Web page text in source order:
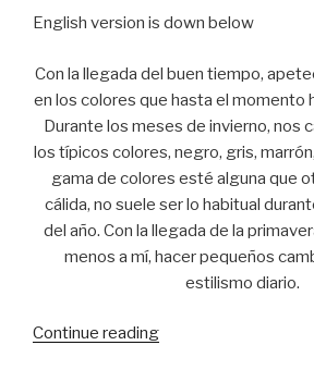
English version is down below
Con la llegada del buen tiempo,
en los colores que hasta el momento
Durante los meses de invierno, nos
los típicos colores, negro, gris,
gama de colores esté alguna que
cálida, no suele ser lo habitual
del año. Con la llegada de la
menos a mí, hacer pequeños
estilismo diario.
Continue reading